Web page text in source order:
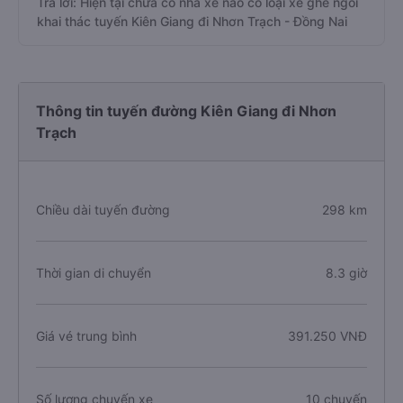
khai thác tuyến Kiên Giang đi Nhơn Trạch - Đồng Nai
Thông tin tuyến đường Kiên Giang đi Nhơn
Trạch
Chiều dài tuyến đường 298 km
Thời gian di chuyển 8.3 giờ
Giá vé trung bình 391.250 VNĐ
Số lượng chuyến xe 10 chuyến